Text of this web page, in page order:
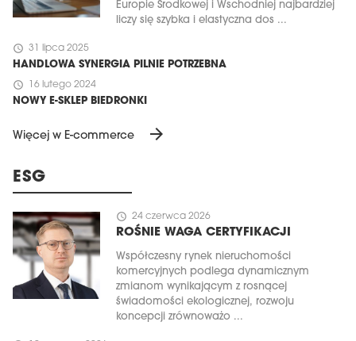
Europie Środkowej i Wschodniej najbardziej
liczy się szybka i elastyczna dos ...
schedule 31 lipca 2025
HANDLOWA SYNERGIA PILNIE POTRZEBNA
schedule 16 lutego 2024
NOWY E-SKLEP BIEDRONKI
Więcej w E-commerce arrow_forward
ESG
schedule 24 czerwca 2026
ROŚNIE WAGA CERTYFIKACJI
Współczesny rynek nieruchomości
komercyjnych podlega dynamicznym
zmianom wynikającym z rosnącej
świadomości ekologicznej, rozwoju
koncepcji zrównoważo ...